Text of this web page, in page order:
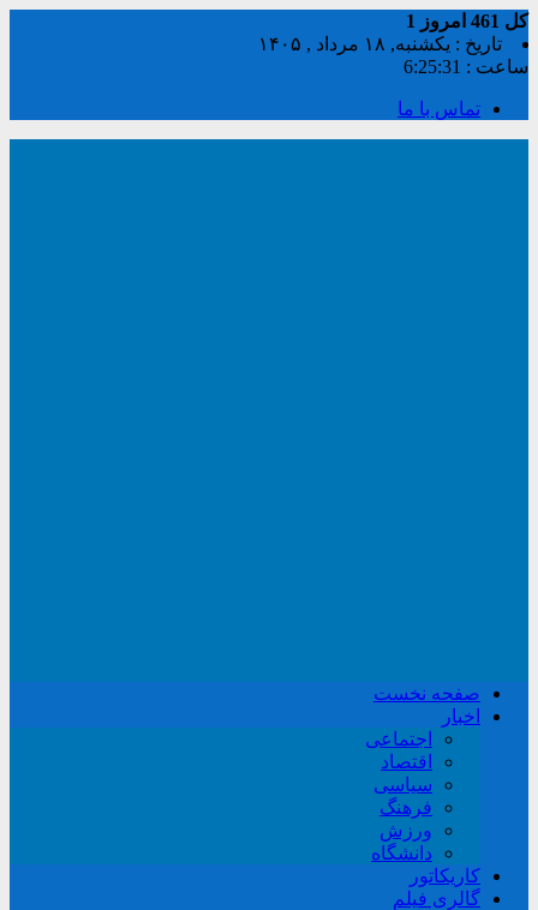
کل امروز
1
تاریخ : یکشنبه, ۱۸ مرداد , ۱۴۰۵
ساعت : 6:25:32
تماس با ما
صفحه نخست
اخبار
اجتماعی
اقتصاد
سیاسی
فرهنگ
ورزش
دانشگاه
کاریکاتور
گالری فیلم